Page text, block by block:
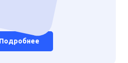
Подробнее